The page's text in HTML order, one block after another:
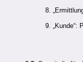
8.
9. „Kunde“: